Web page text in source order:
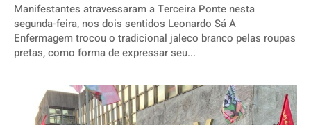
Manifestantes atravessaram a Terceira Ponte nesta
segunda-feira, nos dois sentidos Leonardo Sá A
Enfermagem trocou o tradicional jaleco branco pelas roupas
pretas, como forma de expressar seu...